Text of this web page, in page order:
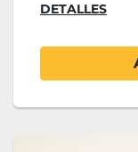
DETALLES